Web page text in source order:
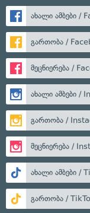
ახალი ამბები /
გართობა /
მეცნიერება /
ახალი ამბები /
გართობა /
მეცნიერება /
ახალი ამბები /
გართობა /